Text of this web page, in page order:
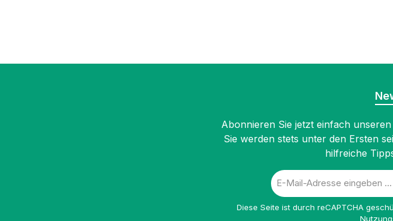
Abonnieren Sie jetzt einfach
Sie werden stets unter den Ersten
hilfreiche
E-
Mail-
Diese Seite ist durch reCAPTCHA